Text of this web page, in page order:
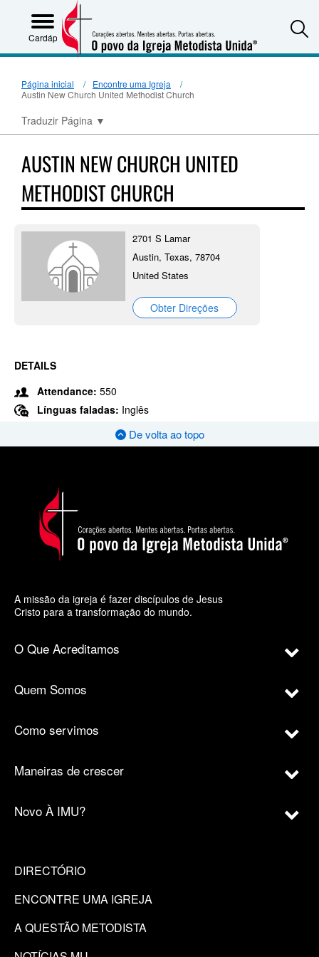
Cardápio
Página inicial
Encontre uma Igreja
Austin New Church United Methodist Church
Traduzir Página ▼
AUSTIN NEW CHURCH UNITED
METHODIST CHURCH
2701 S Lamar
Austin, Texas, 78704
United States
Obter Direções
DETAILS
Attendance: 550
Línguas faladas: Inglês
De volta ao topo
A missão da igreja é fazer discípulos de Jesus
Cristo para a transformação do mundo.
O Que Acreditamos
Quem Somos
Como servimos
Maneiras de crescer
Novo À IMU?
DIRECTÓRIO
ENCONTRE UMA IGREJA
A QUESTÃO METODISTA